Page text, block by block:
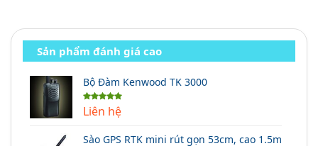
Sản phẩm đánh giá cao
Bộ Đàm Kenwood TK 3000
Được xếp
hạng5.00
Liên hệ
Sào GPS RTK mini rút gọn 53cm, cao 1.5m